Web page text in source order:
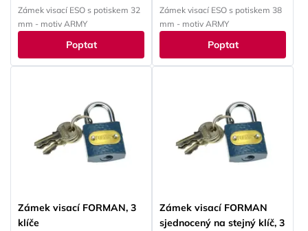
Zámek visací ESO s potiskem 32
mm - motiv ARMY
Poptat
Zámek visací ESO s potiskem 38
mm - motiv ARMY
Poptat
Zámek visací FORMAN, 3
klíče
Zámek visací FORMAN
sjednocený na stejný klíč, 3